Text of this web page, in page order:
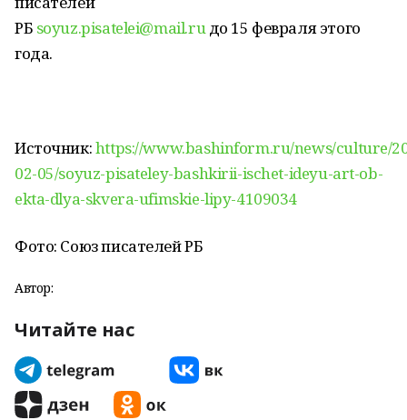
РБ soyuz.pisatelei@mail.ruдо 15 февраля этого
года.
Источник:https://www.bashinform.ru/news/culture/
02-05/soyuz-pisateley-bashkirii-ischet-ideyu-art-ob-
ekta-dlya-skvera-ufimskie-lipy-4109034
Фото: Союз писателей РБ
Автор:
Читайте нас